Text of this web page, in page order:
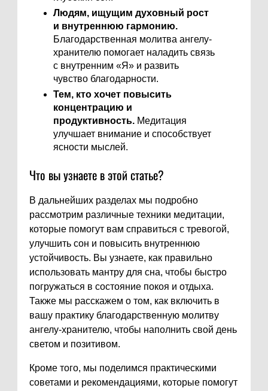
Людям, ищущим духовный рост
и внутреннюю гармонию.
Благодарственная молитва ангелу-
хранителю помогает наладить связь
с внутренним «Я» и развить
чувство благодарности.
Тем, кто хочет повысить
концентрацию и
продуктивность. Медитация
улучшает внимание и способствует
ясности мыслей.
Что вы узнаете в этой статье?
В дальнейших разделах мы подробно
рассмотрим различные техники медитации,
которые помогут вам справиться с тревогой,
улучшить сон и повысить внутреннюю
устойчивость. Вы узнаете, как правильно
использовать мантру для сна, чтобы быстро
погружаться в состояние покоя и отдыха.
Также мы расскажем о том, как включить в
вашу практику благодарственную молитву
ангелу-хранителю, чтобы наполнить свой день
светом и позитивом.
Кроме того, мы поделимся практическими
советами и рекомендациями, которые помогут